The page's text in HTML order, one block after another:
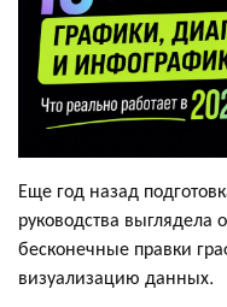
Еще год назад
руководства
бесконечные правки
визуализацию данных.